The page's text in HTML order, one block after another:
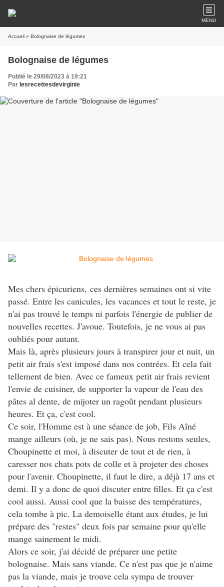
MENU
Accueil » Bolognaise de légumes
Bolognaise de légumes
Publié le 29/08/2023 à 19:21
Par lesrecettesdevirginie
Mes chers épicuriens, ces dernières semaines ont si vite
passé. Entre les canicules, les vacances et tout le reste, je
n'ai pas trouvé le temps ni parfois l'énergie de publier de
nouvelles recettes. J'avoue. Toutefois, je ne vous ai pas
oubliés pour autant.
Mais là, après plusieurs jours à transpirer jour et nuit, un
petit air frais s'est imposé dans nos contrées. Et cela fait
tellement de bien. Avec ce fameux petit air frais revient
l'envie de cuisiner, de supporter la vapeur de l'eau des
pâtes al dente, de mijoter un ragoût pendant plusieurs
heures. Et ça, c'est cool.
Ce soir, l'Homme est à une séance de job, Fils Aîné
mange ailleurs (où, je ne sais pas). Nous restons seules,
Choupinette et moi, à discuter de tout et de rien, à
caresser nos chats pots de colle et à projeter des choses
pour l'avenir. Choupinette, il faut le dire, a déjà 17 ans et
demi. Il y a donc de quoi discuter entre filles. Et ça c'est
cool aussi. Aussi cool que la baisse des températures,
cela tombe à pic. La demoiselle étant aux études, je lui
prépare des "restes" deux fois par semaine pour qu'elle
mange sainement le midi.
Alors ce soir, j'ai décidé de préparer une petite
bolognaise. Mais sans viande. Ce n'est pas que je n'aime
pas la viande, mais je trouve cela sympa de trouver